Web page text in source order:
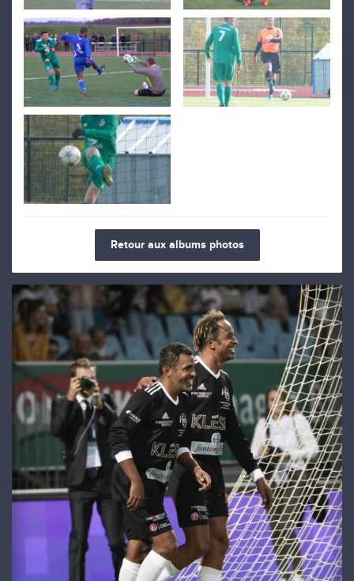
Retour aux albums photos